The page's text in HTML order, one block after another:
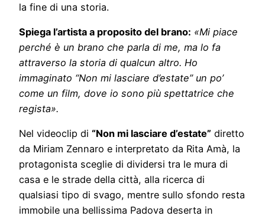
la fine di una storia.
Spiega l’artista a proposito del brano: «Mi piace
perché è un brano che parla di me, ma lo fa
attraverso la storia di qualcun altro. Ho
immaginato “Non mi lasciare d’estate” un po’
come un film, dove io sono più spettatrice che
regista».
Nel videoclip di “Non mi lasciare d’estate” diretto
da Miriam Zennaro e interpretato da Rita Amà, la
protagonista sceglie di dividersi tra le mura di
casa e le strade della città, alla ricerca di
qualsiasi tipo di svago, mentre sullo sfondo resta
immobile una bellissima Padova deserta in